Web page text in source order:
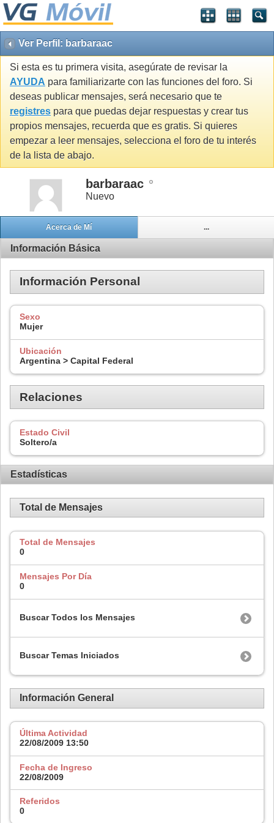
Ver Perfil: barbaraac
Si esta es tu primera visita, asegúrate de revisar la
AYUDA para familiarizarte con las funciones del foro. Si
deseas publicar mensajes, será necesario que te
registres para que puedas dejar respuestas y crear tus
propios mensajes, recuerda que es gratis. Si quieres
empezar a leer mensajes, selecciona el foro de tu interés
de la lista de abajo.
barbaraac
Nuevo
Acerca de Mí ...
Información Básica
Información Personal
Sexo
Mujer
Ubicación
Argentina > Capital Federal
Relaciones
Estado Civil
Soltero/a
Estadísticas
Total de Mensajes
Total de Mensajes
0
Mensajes Por Día
0
Buscar Todos los Mensajes
Buscar Temas Iniciados
Información General
Última Actividad
22/08/2009 13:50
Fecha de Ingreso
22/08/2009
Referidos
0